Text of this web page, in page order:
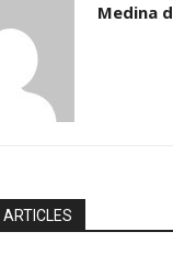
Medina
ARTICLES